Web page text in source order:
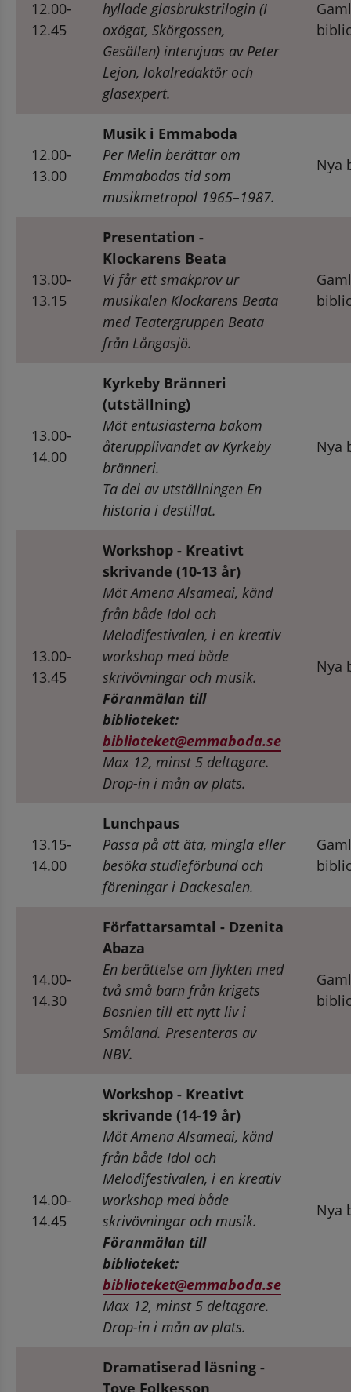
12.00-
12.45
hyllade glasbrukstrilogin (I
oxögat, Skörgossen,
Gesällen) intervjuas av Peter
Lejon, lokalredaktör och
glasexpert.
12.00-
13.00
Musik i Emmaboda
Per Melin berättar om
Emmabodas tid som
musikmetropol 1965–1987.
Nya
13.00-
13.15
Presentation -
Klockarens Beata
Vi får ett smakprov ur
musikalen Klockarens Beata
med Teatergruppen Beata
från Långasjö.
13.00-
14.00
Kyrkeby Bränneri
(utställning)
Möt entusiasterna bakom
återupplivandet av Kyrkeby
bränneri.
Ta del av utställningen En
historia i destillat.
Nya
13.00-
13.45
Workshop - Kreativt
skrivande (10-13 år)
Möt Amena Alsameai, känd
från både Idol och
Melodifestivalen, i en kreativ
workshop med både
skrivövningar och musik.
Föranmälan till
biblioteket@emmaboda.se
Max 12, minst 5 deltagare.
Drop-in i mån av plats.
Nya
13.15-
14.00
Lunchpaus
Passa på att äta, mingla eller
besöka studieförbund och
föreningar i Dackesalen.
14.00-
14.30
Författarsamtal - Dzenita
Abaza
En berättelse om flykten med
två små barn från krigets
Bosnien till ett nytt liv i
Småland. Presenteras av
NBV.
14.00-
14.45
Workshop - Kreativt
skrivande (14-19 år)
Möt Amena Alsameai, känd
från både Idol och
Melodifestivalen, i en kreativ
workshop med både
skrivövningar och musik.
Föranmälan till
biblioteket@emmaboda.se
Max 12, minst 5 deltagare.
Drop-in i mån av plats.
Nya
Dramatiserad läsning -
Tove Folkesson